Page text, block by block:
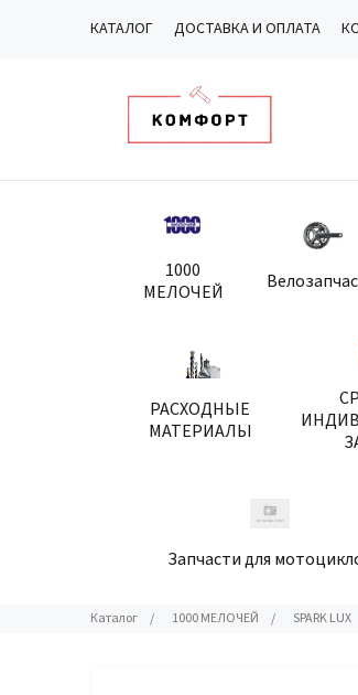
КАТАЛОГ ДОСТАВКА И ОПЛАТА
1000
МЕЛОЧЕЙ
РАСХОДНЫЕ
МАТЕРИАЛЫ
Запчасти для
Каталог / 1000 МЕЛОЧЕЙ / SPARK LUX